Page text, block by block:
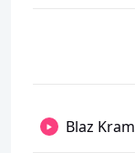
Blaz